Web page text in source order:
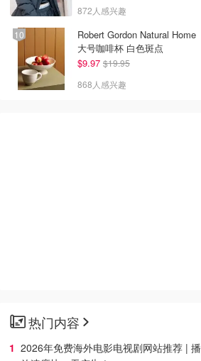
872人感兴趣
Robert Gordon Natural Home
大号咖啡杯 白色斑点
$9.97 $19.95
868人感兴趣
热门内容
2026年免费海外电影电视剧网站推荐 | 播